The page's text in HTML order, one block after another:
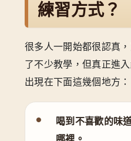
練習方式？
很多人一開始都很認真
了不少教學，但真正進
出現在下面這幾個地方：
喝到不喜歡的味
哪裡。